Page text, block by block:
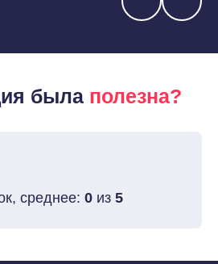
была полезна?
среднее: 0из 5